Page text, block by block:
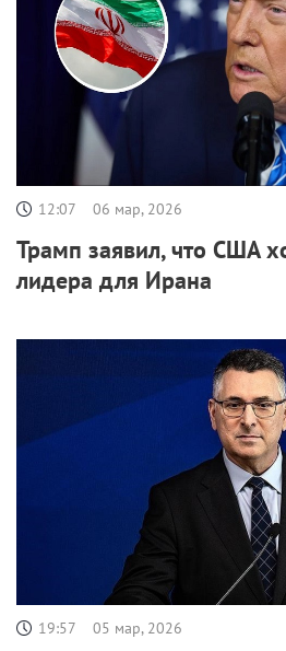
12:07 06 мар, 2026
Трамп заявил, что США
лидера для Ирана
19:57 05 мар, 2026